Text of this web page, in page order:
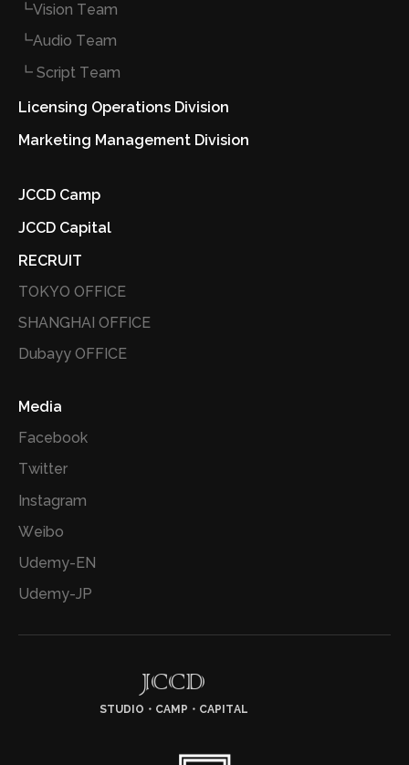
┗Vision Team
┗Audio Team
┗ Script Team
Licensing Operations Division
Marketing Management Division
JCCD Camp
JCCD Capital
RECRUIT
TOKYO OFFICE
SHANGHAI OFFICE
Dubayy OFFICE
Media
Facebook
Twitter
Instagram
Weibo
Udemy-EN
Udemy-JP
JCCD
STUDIO・CAMP・CAPITAL